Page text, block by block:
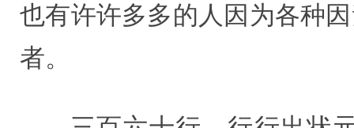
也有许许多多的人因为各种
者。